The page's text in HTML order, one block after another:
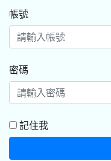
帳號
密碼
記住我